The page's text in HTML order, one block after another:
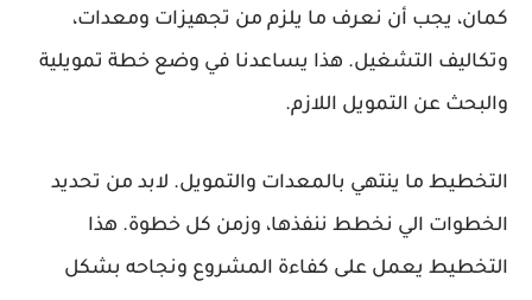
كمان، يجب أن نعرف ما يلزم من تجهيزات ومعدات،
وتكاليف التشغيل. هذا يساعدنا في وضع خطة تمويلية
والبحث عن التمويل اللازم.
التخطيط ما ينتهي بالمعدات والتمويل. لابد من تحديد
الخطوات الي نخطط ننفذها، وزمن كل خطوة. هذا
التخطيط يعمل على كفاءة المشروع ونجاحه بشكل